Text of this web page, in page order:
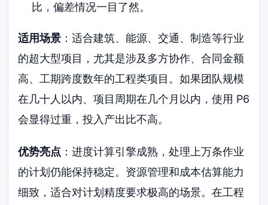
比，偏差情况一目了然。
适用场景 ：适合建筑、能源、交通、制造等行业
的超大型项目，尤其是涉及多方协作、合同金额
高、工期跨度数年的工程类项目。如果团队规模
在几十人以内、项目周期在几个月以内，使用 P6
会显得过重，投入产出比不高。
优势亮点 ：进度计算引擎成熟，处理上万条作业
的计划仍能保持稳定。资源管理和成本估算能力
细致，适合对计划精度要求极高的场景。在工程